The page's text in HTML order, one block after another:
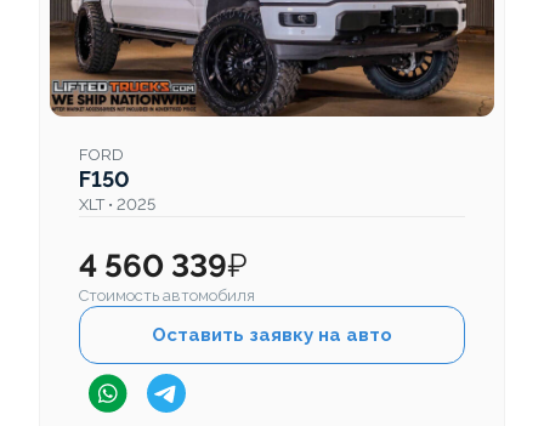
FORD
F150
XLT • 2025
4 560 339₽
Стоимость автомобиля
Оставить заявку на авто